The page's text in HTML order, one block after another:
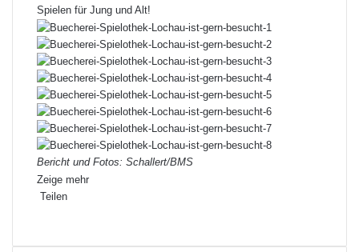
Spielen für Jung und Alt!
Bericht und Fotos: Schallert/BMS
Zeige mehr
Teilen
E-